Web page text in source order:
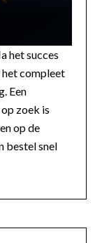
het succes
het compleet
Een
zoek is
op de
bestel snel